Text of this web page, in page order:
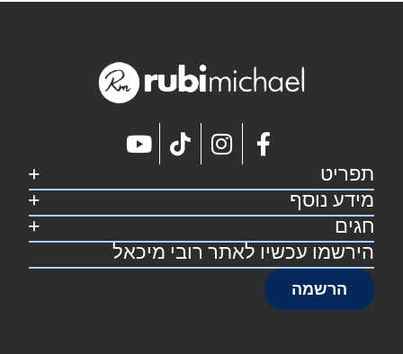
תפריט
דף הבית
קצת על רובי
מתכונים
צרו קשר
מידע נוסף
מפת אתר
הצהרת נגישות
תקנון אתר
חגים
סוכות
פסח
שבועות
הירשמו עכשיו לאתר רובי מיכאל
הרשמה